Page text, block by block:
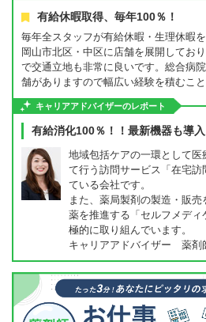
有給休暇取得、毎年100％！
毎年全スタッフが有給休暇・生理休暇
岡山市北区・中区に店舗を展開してお
で交通立地も非常に良いです。総合病
舗がありますので幅広い経験を積むこと
キャリアアドバイザーのレポート
有給消化100％！！最新機器も導
地域包括ケアの一環として医
て行う訪問サービス「在宅
ている会社です。
また、薬局製剤の製造・販
薬を推進する「セルフメデ
極的に取り組んでいます。
キャリアアドバイザー 薬剤